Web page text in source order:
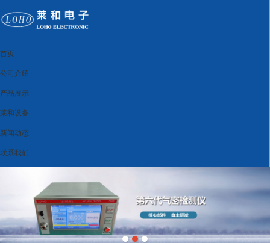
首页
公司介绍
产品展示
莱和设备
新闻动态
联系我们